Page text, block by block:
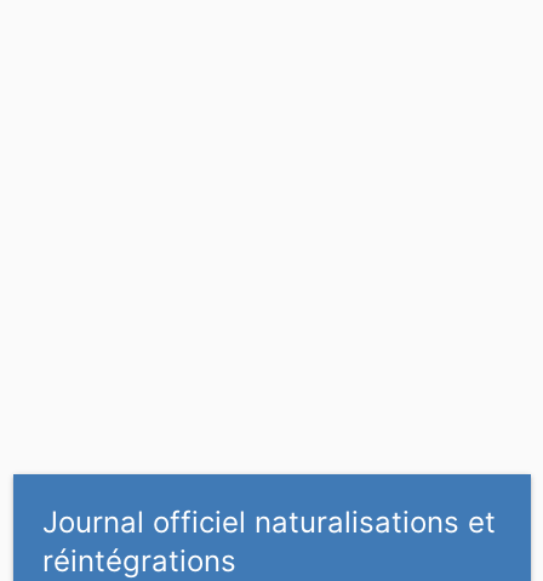
Journal officiel naturalisations et
réintégrations